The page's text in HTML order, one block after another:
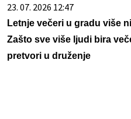
23. 07. 2026 12:47
Letnje večeri u gradu više
Zašto sve više ljudi bira
pretvori u druženje